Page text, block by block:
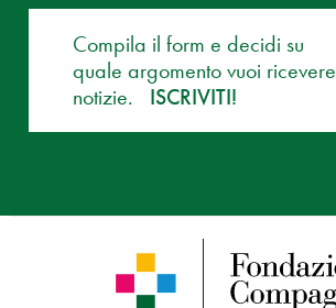
Compila il form e decidi su
quale argomento vuoi ricevere
notizie.
ISCRIVITI!